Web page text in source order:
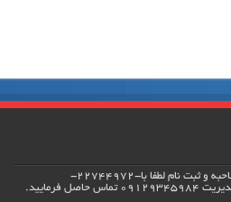
جهت مشاوره، مصاحبه و ثبت نام لطفا با-22744972-